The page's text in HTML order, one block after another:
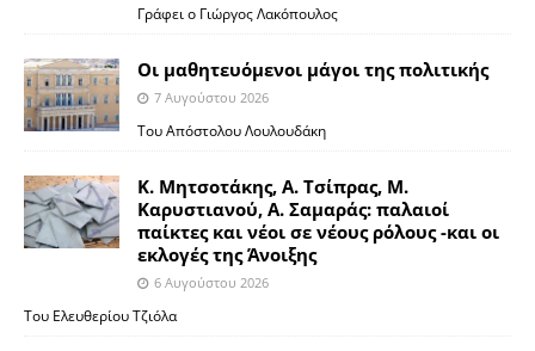
Γράφει ο Γιώργος Λακόπουλος
Οι μαθητευόμενοι μάγοι της πολιτικής
7 Αυγούστου 2026
Του Απόστολου Λουλουδάκη
Κ. Μητσοτάκης, Α. Τσίπρας, Μ.
Καρυστιανού, Α. Σαμαράς: παλαιοί
παίκτες και νέοι σε νέους ρόλους -και οι
εκλογές της Άνοιξης
6 Αυγούστου 2026
Του Ελευθερίου Τζιόλα